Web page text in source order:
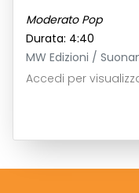
Moderato Pop
Durata: 4:40
MW Edizioni /
Accedi per